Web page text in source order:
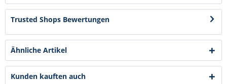
Trusted Shops Bewertungen
Ähnliche Artikel
Kunden kauften auch